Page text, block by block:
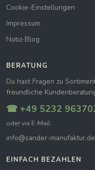
Cookie-Einstellungen
Impressum
Notiz-Blog
BERATUNG
Du hast Fragen zu
freundliche
☎ +49 5232
oder via E-Mail:
info@sander-manufaktur.de
EINFACH BEZAHLEN